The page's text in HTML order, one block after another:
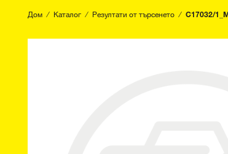
Дом Каталог Резултати от търсенето C17032/